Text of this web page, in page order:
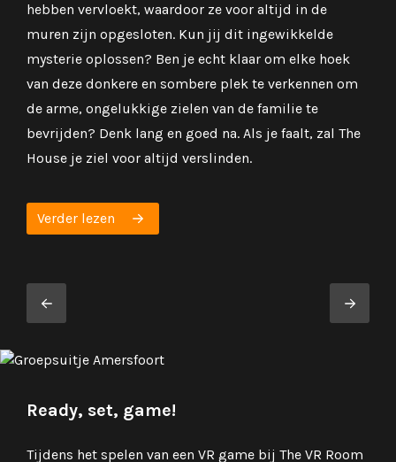
hebben vervloekt, waardoor ze voor altijd in de
muren zijn opgesloten. Kun jij dit ingewikkelde
mysterie oplossen? Ben je echt klaar om elke hoek
van deze donkere en sombere plek te verkennen om
de arme, ongelukkige zielen van de familie te
bevrijden? Denk lang en goed na. Als je faalt, zal The
House je ziel voor altijd verslinden.
Verder lezen
Ready, set, game!
Tijdens het spelen van een VR game bij The VR Room